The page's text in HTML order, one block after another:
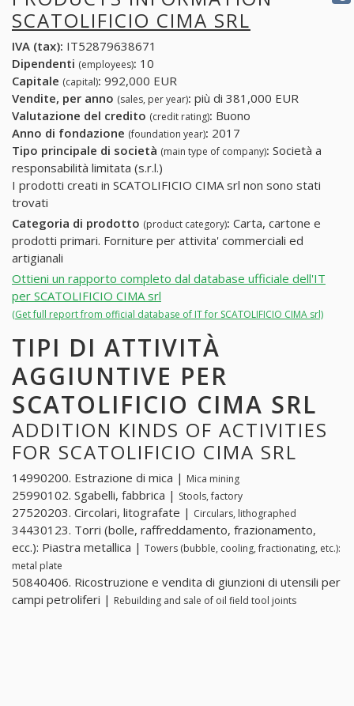
SCATOLIFICIO CIMA SRL
IVA (tax): IT52879638671
Dipendenti (employees): 10
Capitale (capital): 992,000 EUR
Vendite, per anno (sales, per year): più di 381,000 EUR
Valutazione del credito (credit rating): Buono
Anno di fondazione (foundation year): 2017
Tipo principale di società (main type of company): Società a
responsabilità limitata (s.r.l.)
I prodotti creati in SCATOLIFICIO CIMA srl non sono stati
trovati
Categoria di prodotto (product category): Carta, cartone e
prodotti primari. Forniture per attivita' commerciali ed
artigianali
Ottieni un rapporto completo dal database ufficiale dell'IT
per SCATOLIFICIO CIMA srl
(Get full report from official database of IT for SCATOLIFICIO CIMA srl)
TIPI DI ATTIVITÀ
AGGIUNTIVE PER
SCATOLIFICIO CIMA SRL
ADDITION KINDS OF ACTIVITIES
FOR SCATOLIFICIO CIMA SRL
14990200. Estrazione di mica | Mica mining
25990102. Sgabelli, fabbrica | Stools, factory
27520203. Circolari, litografate | Circulars, lithographed
34430123. Torri (bolle, raffreddamento, frazionamento,
ecc.): Piastra metallica | Towers (bubble, cooling, fractionating, etc.):
metal plate
50840406. Ricostruzione e vendita di giunzioni di utensili per
campi petroliferi | Rebuilding and sale of oil field tool joints